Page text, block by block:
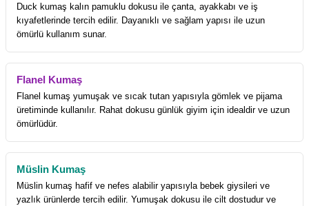
Duck kumaş kalın pamuklu dokusu ile çanta, ayakkabı ve iş
kıyafetlerinde tercih edilir. Dayanıklı ve sağlam yapısı ile uzun
ömürlü kullanım sunar.
Flanel Kumaş
Flanel kumaş yumuşak ve sıcak tutan yapısıyla gömlek ve pijama
üretiminde kullanılır. Rahat dokusu günlük giyim için idealdir ve uzun
ömürlüdür.
Müslin Kumaş
Müslin kumaş hafif ve nefes alabilir yapısıyla bebek giysileri ve
yazlık ürünlerde tercih edilir. Yumuşak dokusu ile cilt dostudur ve